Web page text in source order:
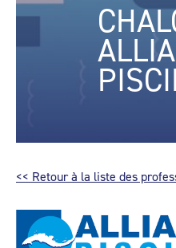
<< Retour à la liste des